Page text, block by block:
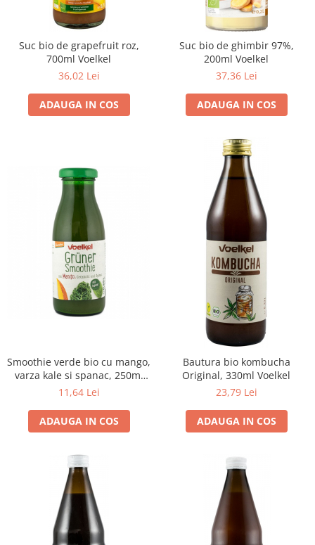
Suc bio de grapefruit roz,
700ml Voelkel
36,02 Lei
ADAUGA IN COS
Suc bio de ghimbir 97%,
200ml Voelkel
37,36 Lei
ADAUGA IN COS
Smoothie verde bio cu mango,
varza kale si spanac, 250ml
Voelkel
11,64 Lei
ADAUGA IN COS
Bautura bio kombucha
Original, 330ml Voelkel
23,79 Lei
ADAUGA IN COS